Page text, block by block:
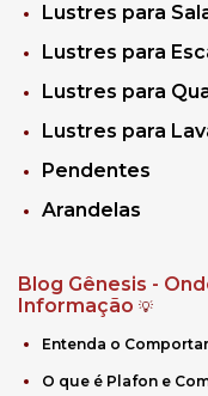
Lustres para
Lustres para
Lustres para
Lustres para
Pendentes
Arandelas
Blog Gênesis -
Informação 💡
Entenda o
O que é Plafon e